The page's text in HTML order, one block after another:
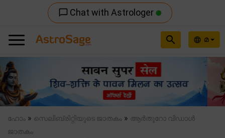
chat_bubble_outline Chat with Astrologer
language മ
search
ഹോം » സെലിബ്രിറ്റിയുടെ ജാതകം » ആർതുറോ വിഡാൾ
ജാതകം